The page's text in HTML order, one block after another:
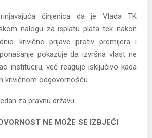
činjenica da je Vlada TK
nalogu za isplatu plata tek nakon
krivične prijave protiv premijera i
pokazuje da izvršna vlast ne
instituciju, već reaguje isključivo kada
krivičnom odgovornošću.
za pravnu državu.
NE MOŽE SE IZBJEĆI